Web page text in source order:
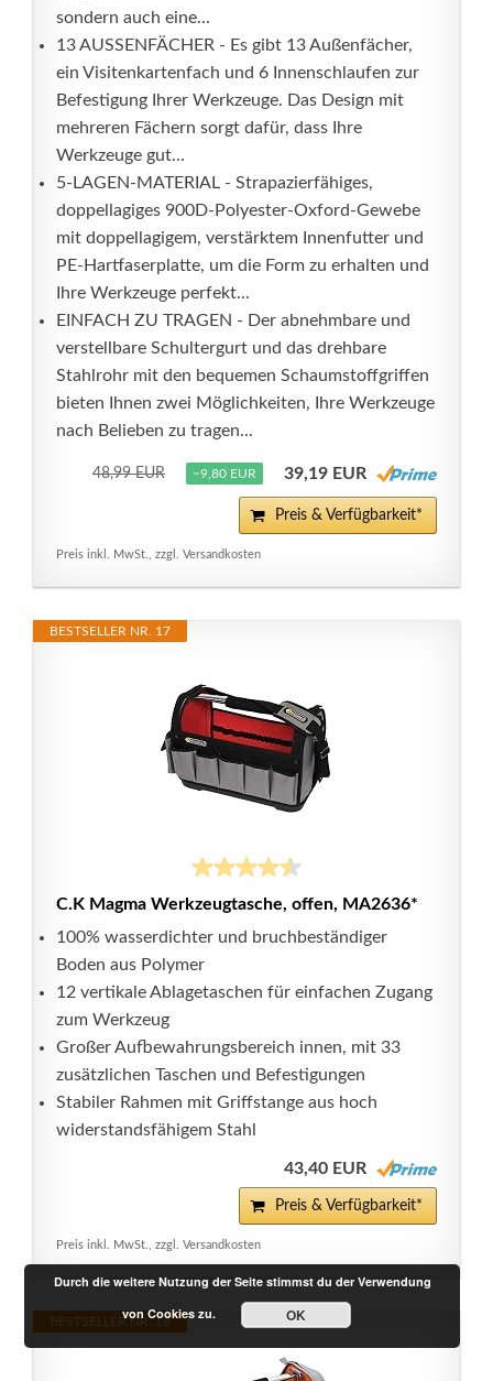
sondern auch eine...
13 AUSSENFÄCHER - Es gibt 13 Außenfächer,
ein Visitenkartenfach und 6 Innenschlaufen zur
Befestigung Ihrer Werkzeuge. Das Design mit
mehreren Fächern sorgt dafür, dass Ihre
Werkzeuge gut...
5-LAGEN-MATERIAL - Strapazierfähiges,
doppellagiges 900D-Polyester-Oxford-Gewebe
mit doppellagigem, verstärktem Innenfutter und
PE-Hartfaserplatte, um die Form zu erhalten und
Ihre Werkzeuge perfekt...
EINFACH ZU TRAGEN - Der abnehmbare und
verstellbare Schultergurt und das drehbare
Stahlrohr mit den bequemen Schaumstoffgriffen
bieten Ihnen zwei Möglichkeiten, Ihre Werkzeuge
nach Belieben zu tragen...
48,99 EUR −9,80 EUR 39,19 EUR
Preis & Verfügbarkeit*
Preis inkl. MwSt., zzgl. Versandkosten
BESTSELLER NR. 17
C.K Magma Werkzeugtasche, offen, MA2636*
100% wasserdichter und bruchbeständiger
Boden aus Polymer
12 vertikale Ablagetaschen für einfachen Zugang
zum Werkzeug
Großer Aufbewahrungsbereich innen, mit 33
zusätzlichen Taschen und Befestigungen
Stabiler Rahmen mit Griffstange aus hoch
widerstandsfähigem Stahl
43,40 EUR
Preis & Verfügbarkeit*
Preis inkl. MwSt., zzgl. Versandkosten
BESTSELLER NR. 18
Durch die weitere Nutzung der Seite stimmst du der Verwendung
von Cookies zu.
OK